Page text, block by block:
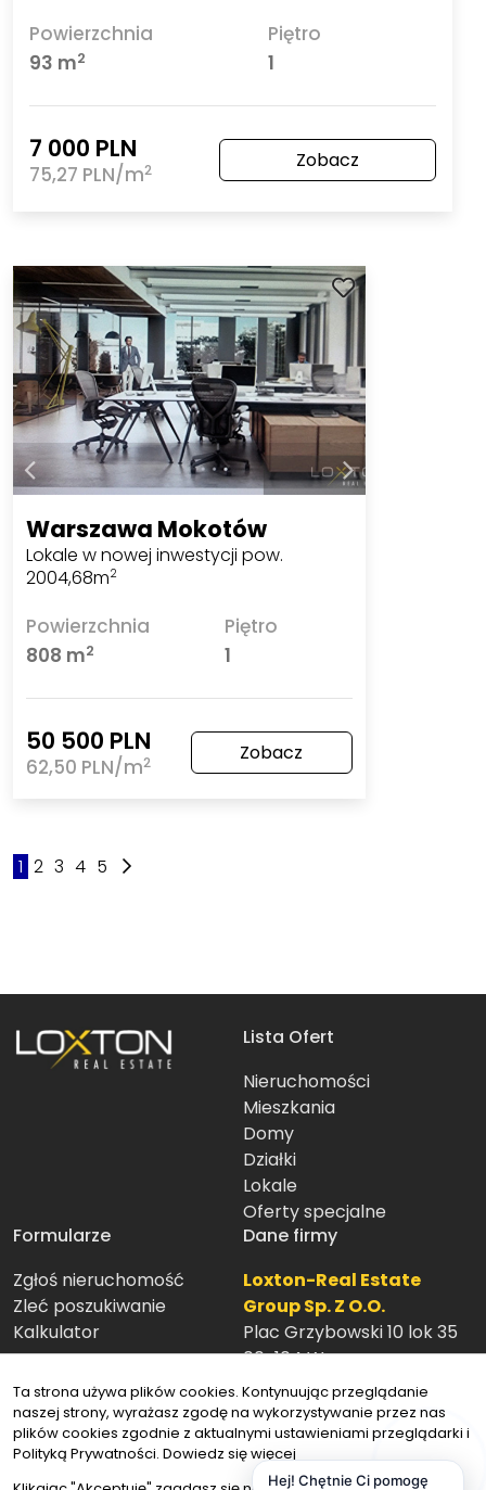
Powierzchnia
93 m2
Piętro
1
7 000 PLN
75,27 PLN/m2 Zobacz
Warszawa Mokotów
Lokale w nowej inwestycji pow.
2004,68m2
Powierzchnia
808 m2
Piętro
1
50 500 PLN
62,50 PLN/m2 Zobacz
1 2 3 4 5
Lista Ofert
Nieruchomości
Mieszkania
Domy
Działki
Lokale
Oferty specjalne
Formularze
Zgłoś nieruchomość
Zleć poszukiwanie
Kalkulator
Dane firmy
Loxton-Real Estate
Group Sp. Z O.O.
Plac Grzybowski 10 lok 35
00-104 Warszawa
22 40 44 006
biuro@loxton.pl
Znajdziesz nas tu
Ta strona używa plików cookies. Kontynuując przeglądanie
naszej strony, wyrażasz zgodę na wykorzystywanie przez nas
plików cookies zgodnie z aktualnymi ustawieniami przeglądarki i
Polityką Prywatności. Dowiedz się więcej
Hej! Chętnie Ci pomogę